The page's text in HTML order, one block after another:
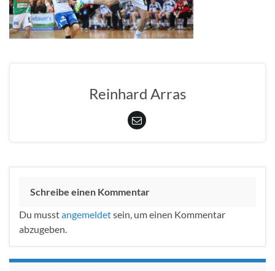
Reinhard Arras
Schreibe einen Kommentar
Du musstangemeldetsein, um einen Kommentar
abzugeben.